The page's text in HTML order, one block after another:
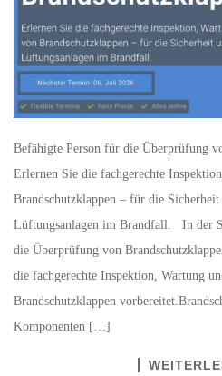
Befähigte Person für die Überprüfung
Erlernen Sie die fachgerechte
Brandschutzklappen – für die
Lüftungsanlagen im Brandfall. In der
die Überprüfung von
die fachgerechte Inspektion, Wartung
Brandschutzklappen
Komponenten […]